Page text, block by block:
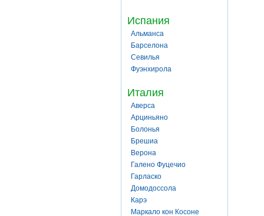
Испания
Альманса
Барселона
Севилья
Фуэнхирола
Италия
Аверса
Арциньяно
Болонья
Брешиа
Верона
Галено Фуцечио
Гарласко
Домодоссола
Карэ
Маркало кон Косоне